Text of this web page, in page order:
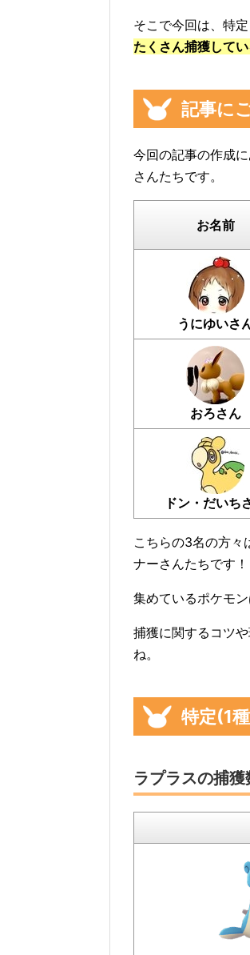
そこで今回は、特
たくさん捕獲して
記事に
今回の記事の作成
さんたちです。
お名前
うにゆいさ
おろさん
ドン・だいち
こちらの3名の方々
ナーさんたちです！
集めているポケモ
捕獲に関するコツ
ね。
特定(1
ラプラスの捕